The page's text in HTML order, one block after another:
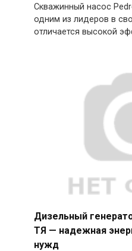
Скважинный насос
одним из лидеров в
отличается высокой
Дизельный
ТЯ — надежная
нужд